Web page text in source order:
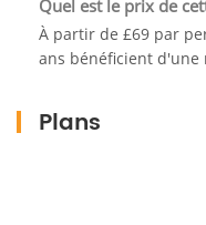
Quel est le prix de
À partir de £69 par
ans bénéficient d'une
Plans